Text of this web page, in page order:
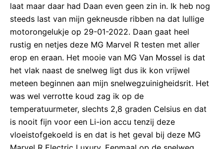
laat maar daar had Daan even geen zin in. Ik heb nog
steeds last van mijn gekneusde ribben na dat lullige
motorongelukje op 29-01-2022. Daan gaat heel
rustig en netjes deze MG Marvel R testen met aller
erop en eraan. Het mooie van MG Van Mossel is dat
het vlak naast de snelweg ligt dus ik kon vrijwel
meteen beginnen aan mijn snelwegzuinigheidsrit. Het
was wel verrotte koud zag ik op de
temperatuurmeter, slechts 2,8 graden Celsius en dat
is nooit fijn voor een Li-ion accu tenzij deze
vloeistofgekoeld is en dat is het geval bij deze MG